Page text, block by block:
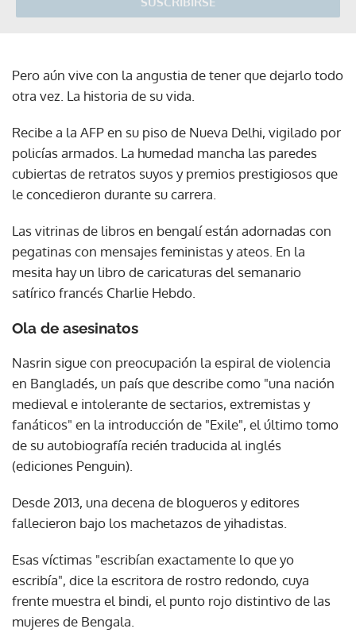
Pero aún vive con la angustia de tener que dejarlo todo
otra vez. La historia de su vida.
Recibe a la AFP en su piso de Nueva Delhi, vigilado por
policías armados. La humedad mancha las paredes
cubiertas de retratos suyos y premios prestigiosos que
le concedieron durante su carrera.
Las vitrinas de libros en bengalí están adornadas con
pegatinas con mensajes feministas y ateos. En la
mesita hay un libro de caricaturas del semanario
satírico francés Charlie Hebdo.
Ola de asesinatos
Nasrin sigue con preocupación la espiral de violencia
en Bangladés, un país que describe como "una nación
medieval e intolerante de sectarios, extremistas y
fanáticos" en la introducción de "Exile", el último tomo
de su autobiografía recién traducida al inglés
(ediciones Penguin).
Desde 2013, una decena de blogueros y editores
fallecieron bajo los machetazos de yihadistas.
Esas víctimas "escribían exactamente lo que yo
escribía", dice la escritora de rostro redondo, cuya
frente muestra el bindi, el punto rojo distintivo de las
mujeres de Bengala.